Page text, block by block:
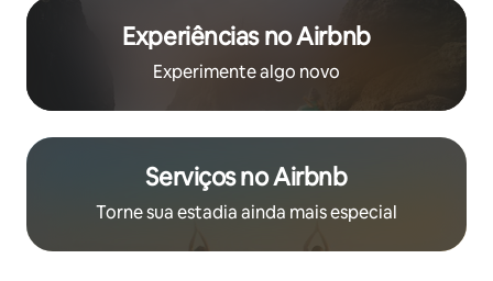
Experiências no Airbnb
Experimente algo novo
Serviços no Airbnb
Torne sua estadia ainda mais especial